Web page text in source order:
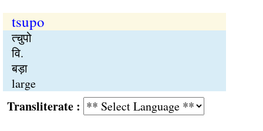
tsupo
त्चुपो
वि.
बड़ा
large
: